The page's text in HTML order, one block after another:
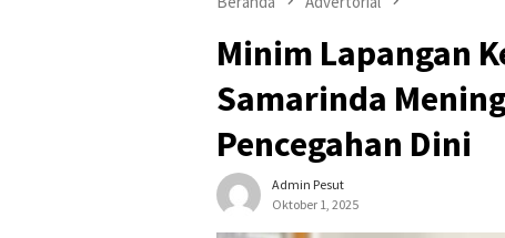
Minim Lapangan
Samarinda
Pencegahan Dini
Admin Pesut
Oktober 1, 2025